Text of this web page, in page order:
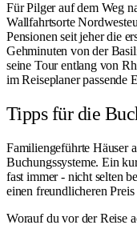
Für Pilger auf dem Weg
Wallfahrtsorte
Pensionen seit jeher die
Gehminuten von der
seine Tour entlang von
imReiseplanerpassende
Tipps für die
Familiengeführte Häuser
Buchungssysteme. Ein
fast immer - nicht selten
einen freundlicheren
Worauf du vor der Reise